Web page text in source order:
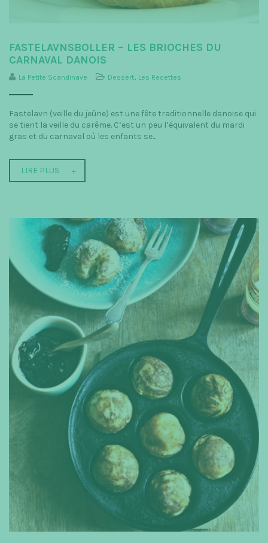
FASTELAVNSBOLLER – LES BRIOCHES DU
CARNAVAL DANOIS
La Petite Scandinave Dessert, Les Recettes
Fastelavn (veille du jeûne) est une fête traditionnelle danoise qui
se tient la veille du carême. C’est un peu l’équivalent du mardi
gras et du carnaval où les enfants se...
LIRE PLUS